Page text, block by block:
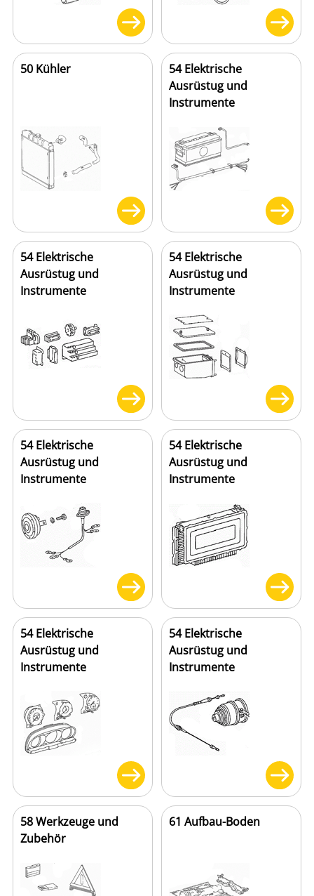
50 Kühler
54 Elektrische
Ausrüstug und
Instrumente
54 Elektrische
Ausrüstug und
Instrumente
54 Elektrische
Ausrüstug und
Instrumente
54 Elektrische
Ausrüstug und
Instrumente
54 Elektrische
Ausrüstug und
Instrumente
54 Elektrische
Ausrüstug und
Instrumente
54 Elektrische
Ausrüstug und
Instrumente
58 Werkzeuge und
Zubehör
61 Aufbau-Boden